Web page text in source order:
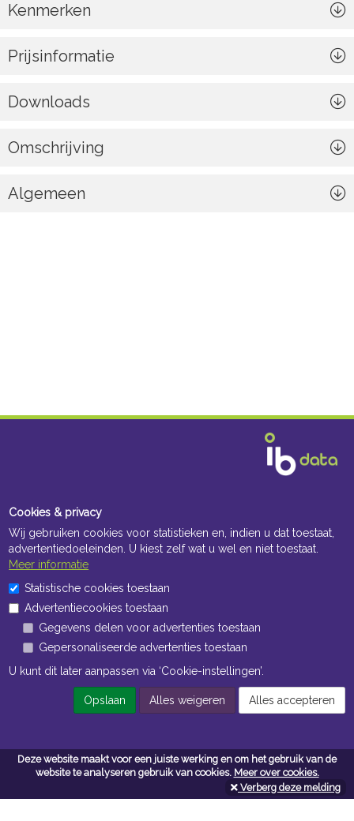
Deze website maakt voor een juiste werking en om het gebruik van de
website te analyseren gebruik van cookies. Meer over cookies.
Verberg deze melding
Kenmerken
Prijsinformatie
Downloads
Omschrijving
Algemeen
Openingstijden Kantoor
ma t/m vr 8:30 uur tot 17:00 uur
Openingstijden Magazijn
ma t/m vr 7:00 uur tot 16:30 uur
Algemene voorwaarden
Cookies & privacy
Wij gebruiken cookies voor statistieken en, indien u dat toestaat,
advertentiedoeleinden. U kiest zelf wat u wel en niet toestaat.
Meer informatie
Statistische cookies toestaan
Advertentiecookies toestaan
Gegevens delen voor advertenties toestaan
Gepersonaliseerde advertenties toestaan
U kunt dit later aanpassen via ‘Cookie-instellingen’.
Opslaan Alles weigeren Alles accepteren